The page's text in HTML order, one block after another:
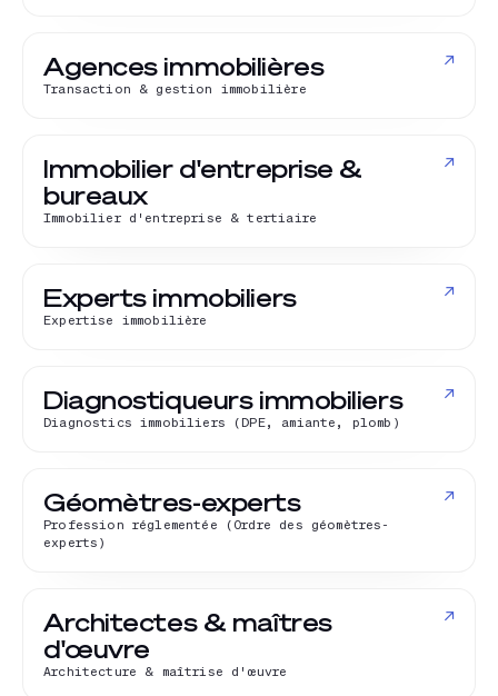
Agences immobilières
Transaction & gestion immobilière
↗
Immobilier d'entreprise &
bureaux
Immobilier d'entreprise & tertiaire
↗
Experts immobiliers
Expertise immobilière
↗
Diagnostiqueurs immobiliers
Diagnostics immobiliers (DPE, amiante, plomb)
↗
Géomètres-experts
Profession réglementée (Ordre des géomètres-
experts)
↗
Architectes & maîtres
d'œuvre
Architecture & maîtrise d'œuvre
↗